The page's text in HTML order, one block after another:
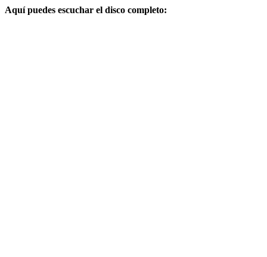
Aquí puedes escuchar el disco completo: